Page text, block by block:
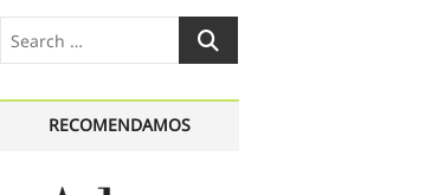
Search
…
RECOMENDAMOS